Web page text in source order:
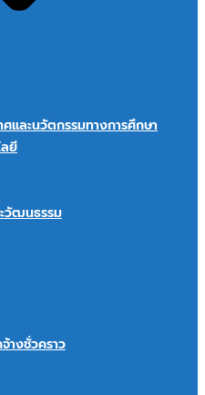
ศและนวัตกรรมทางการศึกษา
ลยี
วัฒนธรรม
างชั่วคราว